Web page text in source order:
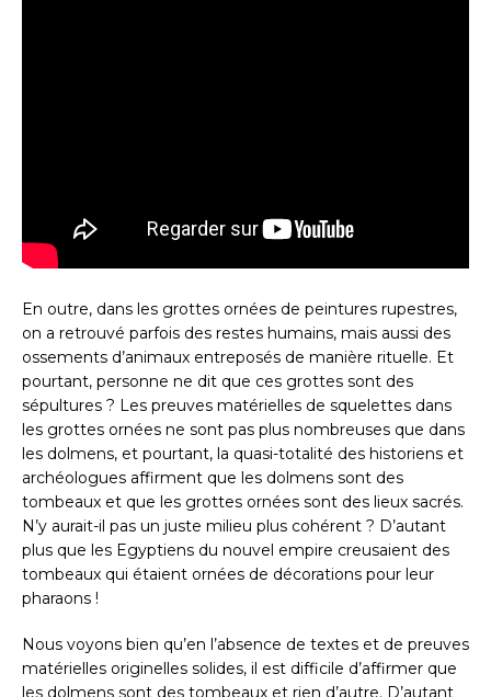
En outre, dans les grottes ornées de peintures rupestres,
on a retrouvé parfois des restes humains, mais aussi des
ossements d’animaux entreposés de manière rituelle. Et
pourtant, personne ne dit que ces grottes sont des
sépultures ? Les preuves matérielles de squelettes dans
les grottes ornées ne sont pas plus nombreuses que dans
les dolmens, et pourtant, la quasi-totalité des historiens et
archéologues affirment que les dolmens sont des
tombeaux et que les grottes ornées sont des lieux sacrés.
N’y aurait-il pas un juste milieu plus cohérent ? D’autant
plus que les Egyptiens du nouvel empire creusaient des
tombeaux qui étaient ornées de décorations pour leur
pharaons !
Nous voyons bien qu’en l’absence de textes et de preuves
matérielles originelles solides, il est difficile d’affirmer que
les dolmens sont des tombeaux et rien d’autre. D’autant